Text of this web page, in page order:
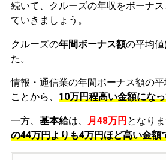
続いて、クルーズの年収をボーナ
ていきましょう。
クルーズの年間ボーナス額の平均値
た。
情報・通信業の年間ボーナス額の
ことから、 10万円程高い金額にな
一方、 基本給は、 月48万円 となり
の44万円よりも4万円ほど高い金額